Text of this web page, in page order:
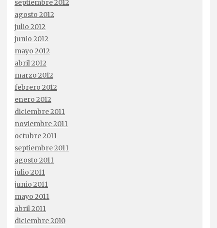
septiembre 2012
agosto 2012
julio 2012
junio 2012
mayo 2012
abril 2012
marzo 2012
febrero 2012
enero 2012
diciembre 2011
noviembre 2011
octubre 2011
septiembre 2011
agosto 2011
julio 2011
junio 2011
mayo 2011
abril 2011
diciembre 2010